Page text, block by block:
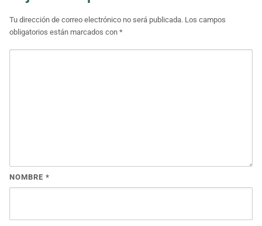
Tu dirección de correo electrónico no será publicada. Los campos
obligatorios están marcados con *
NOMBRE *